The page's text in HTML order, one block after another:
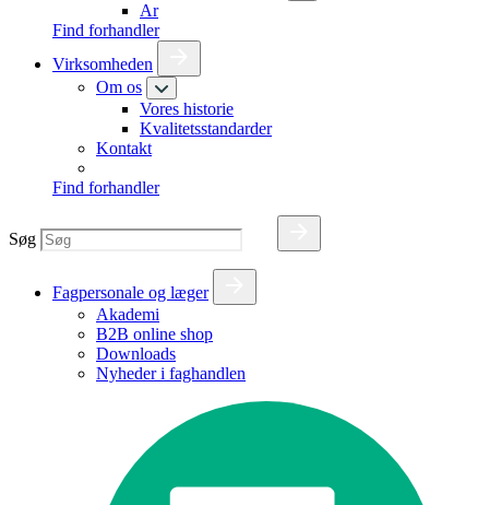
Ar
Find forhandler
Virksomheden
Om os
Vores historie
Kvalitetsstandarder
Kontakt
Find forhandler
Søg
Fagpersonale og læger
Akademi
B2B online shop
Downloads
Nyheder i faghandlen